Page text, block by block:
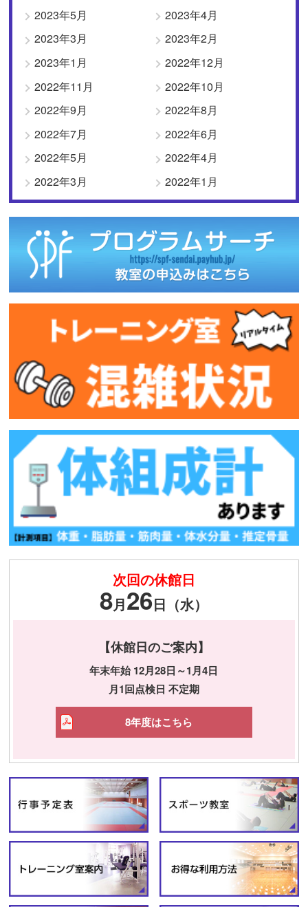
2023年5月
2023年4月
2023年3月
2023年2月
2023年1月
2022年12月
2022年11月
2022年10月
2022年9月
2022年8月
2022年7月
2022年6月
2022年5月
2022年4月
2022年3月
2022年1月
次回の休館日
8月26日（水）
【休館日のご案内】
年末年始 12月28日～1月4日
月1回点検日 不定期
8年度はこちら